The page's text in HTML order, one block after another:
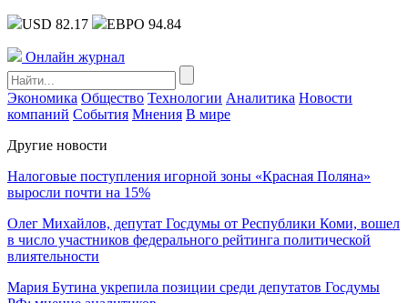
USD 82.17 ЕВРО 94.84
Онлайн журнал
Экономика Общество Технологии Аналитика Новости
компаний События Мнения В мире
Другие новости
Налоговые поступления игорной зоны «Красная Поляна»
выросли почти на 15%
Олег Михайлов, депутат Госдумы от Республики Коми, вошел
в число участников федерального рейтинга политической
влиятельности
Мария Бутина укрепила позиции среди депутатов Госдумы